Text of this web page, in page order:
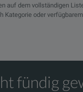
auf dem vollständigen
oder
fündig